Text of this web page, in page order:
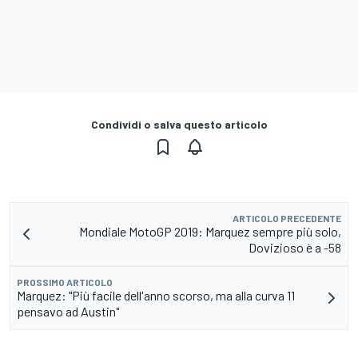
Condividi o salva questo articolo
ARTICOLO PRECEDENTE
Mondiale MotoGP 2019: Marquez sempre più solo,
Dovizioso è a -58
PROSSIMO ARTICOLO
Marquez: "Più facile dell'anno scorso, ma alla curva 11
pensavo ad Austin"